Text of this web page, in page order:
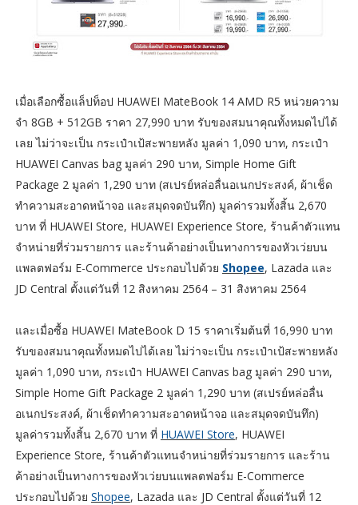
เมื่อเลือกซื้อแล็ปท็อป HUAWEI MateBook 14 AMD R5 หน่วยความ
จำ 8GB + 512GB ราคา 27,990 บาท รับของสมนาคุณทั้งหมดไปได้
เลย ไม่ว่าจะเป็น กระเป๋าเป้สะพายหลัง มูลค่า 1,090 บาท, กระเป๋า
HUAWEI Canvas bag มูลค่า 290 บาท, Simple Home Gift
Package 2 มูลค่า 1,290 บาท (สเปรย์หล่อลื่นอเนกประสงค์, ผ้าเช็ด
ทำความสะอาดหน้าจอ และสมุดจดบันทึก) มูลค่ารวมทั้งสิ้น 2,670
บาท ที่ HUAWEI Store, HUAWEI Experience Store, ร้านค้าตัวแทน
จำหน่ายที่ร่วมรายการ และร้านค้าอย่างเป็นทางการของหัวเว่ยบน
แพลตฟอร์ม E-Commerce ประกอบไปด้วย Shopee, Lazada และ
JD Central ตั้งแต่วันที่ 12 สิงหาคม 2564 – 31 สิงหาคม 2564
และเมื่อซื้อ HUAWEI MateBook D 15 ราคาเริ่มต้นที่ 16,990 บาท
รับของสมนาคุณทั้งหมดไปได้เลย ไม่ว่าจะเป็น กระเป๋าเป้สะพายหลัง
มูลค่า 1,090 บาท, กระเป๋า HUAWEI Canvas bag มูลค่า 290 บาท,
Simple Home Gift Package 2 มูลค่า 1,290 บาท (สเปรย์หล่อลื่น
อเนกประสงค์, ผ้าเช็ดทำความสะอาดหน้าจอ และสมุดจดบันทึก)
มูลค่ารวมทั้งสิ้น 2,670 บาท ที่ HUAWEI Store, HUAWEI
Experience Store, ร้านค้าตัวแทนจำหน่ายที่ร่วมรายการ และร้าน
ค้าอย่างเป็นทางการของหัวเว่ยบนแพลตฟอร์ม E-Commerce
ประกอบไปด้วย Shopee, Lazada และ JD Central ตั้งแต่วันที่ 12